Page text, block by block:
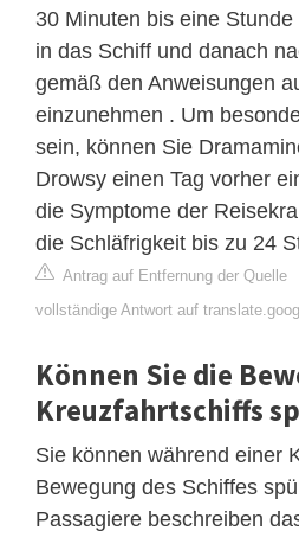
30 Minuten bis eine
in das Schiff und danach
gemäß den Anweisungen
einzunehmen . Um
sein, können Sie
Drowsy einen Tag vorher
die Symptome der
die Schläfrigkeit bis zu 24
Antrag auf Entfernung der Quelle
vollständige Antwort auf
Können Sie die
Kreuzfahrtschiffs
Sie können während einer
Bewegung des Schiffes
Passagiere beschreiben